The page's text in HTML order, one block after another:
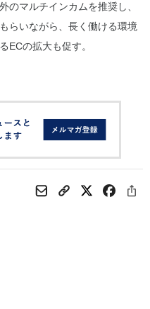
マルチインカムを推奨し、
らいながら、長く働ける環境
ECの拡大も促す。